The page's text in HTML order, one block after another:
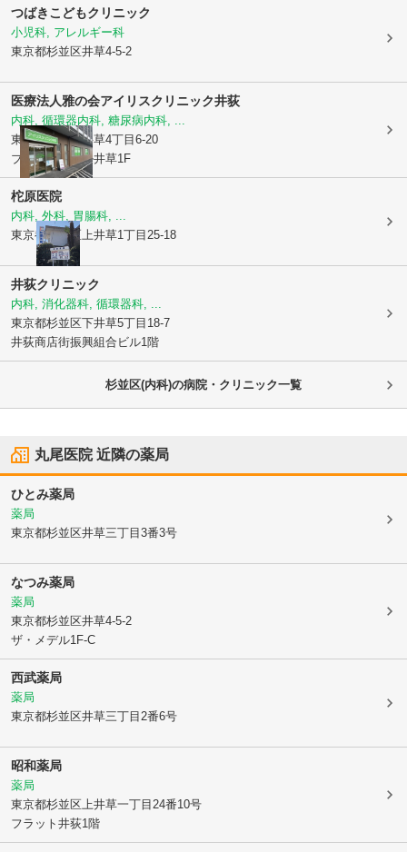
つばきこどもクリニック
小児科, アレルギー科
東京都杉並区井草4-5-2
医療法人雅の会アイリスクリニック井荻
内科, 循環器内科, 糖尿病内科, ...
東京都杉並区井草4丁目6-20
ブランシエール井草1F
柁原医院
内科, 外科, 胃腸科, ...
東京都杉並区 上井草1丁目25-18
井荻クリニック
内科, 消化器科, 循環器科, ...
東京都杉並区下井草5丁目18-7
井荻商店街振興組合ビル1階
杉並区(内科)の病院・クリニック一覧
丸尾医院近隣の薬局
ひとみ薬局
薬局
東京都杉並区井草三丁目3番3号
なつみ薬局
薬局
東京都杉並区井草4-5-2
ザ・メデル1F-C
西武薬局
薬局
東京都杉並区井草三丁目2番6号
昭和薬局
薬局
東京都杉並区 上井草一丁目24番10号
フラット井荻1階